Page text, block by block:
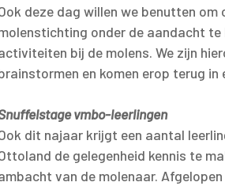
deze dag willen we benutten om
onder de aandacht te
bij de molens. We zijn
en komen erop terug in
vmbo-leerlingen
dit najaar krijgt een aantal
de gelegenheid kennis te
van de molenaar.